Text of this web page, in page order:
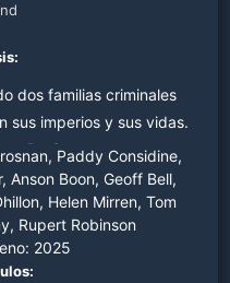
dos familias criminales
sus imperios y sus vidas.
Da Souza, un astuto
están las lealtades
chocan.
Paddy Considine,
Anson Boon, Geoff Bell,
Helen Mirren, Tom
Rupert Robinson
2025